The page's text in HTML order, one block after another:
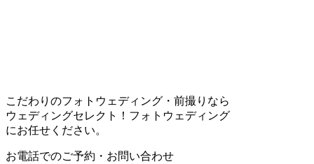
こだわりのフォトウェディング・前撮りなら
ウェディングセレクト！フォトウェディング
にお任せください。
お電話でのご予約・お問い合わせ